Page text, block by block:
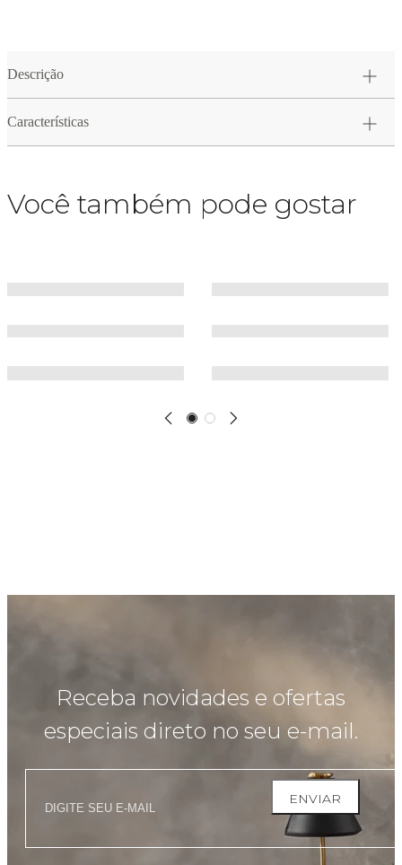
Descrição
Características
Você também pode gostar
Receba novidades e ofertas
especiais direto no seu e-mail.
ENVIAR